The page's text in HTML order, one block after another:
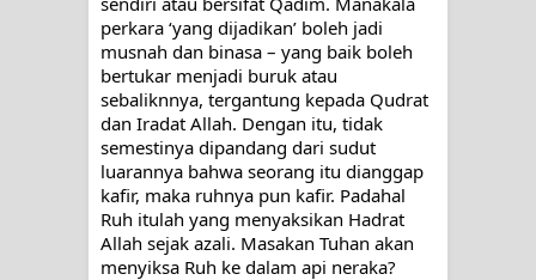
perkara ‘yang dijadikan’ boleh jadi
musnah dan binasa – yang baik boleh
bertukar menjadi buruk atau
sebaliknnya, tergantung kepada Qudrat
dan Iradat Allah. Dengan itu, tidak
semestinya dipandang dari sudut
luarannya bahwa seorang itu dianggap
kafir, maka ruhnya pun kafir. Padahal
Ruh itulah yang menyaksikan Hadrat
Allah sejak azali. Masakan Tuhan akan
menyiksa Ruh ke dalam api neraka?